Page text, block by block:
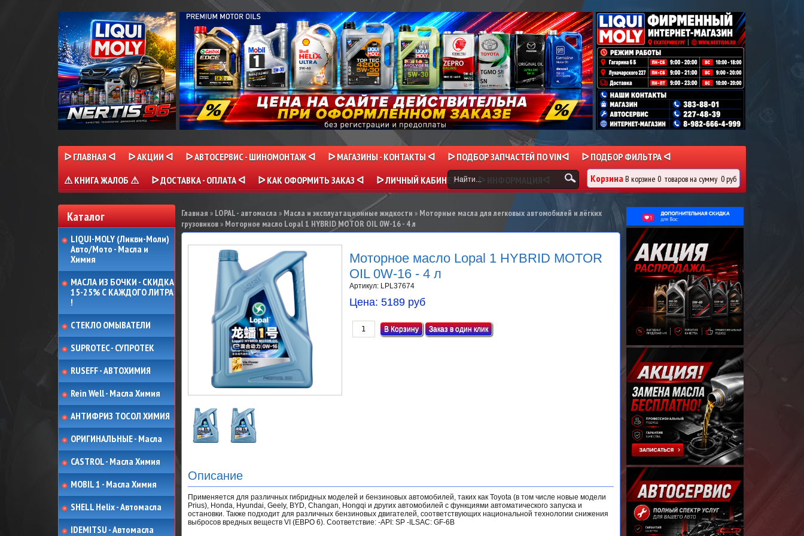
ᐅ ГЛАВНАЯ ᐊ ᐅ АКЦИИ ᐊ ᐅ АВТОСЕРВИС - ШИНОМОНТАЖ ᐊ ᐅ МАГАЗИНЫ - КОНТАКТЫ ᐊ ᐅ ПОДБОР ЗАПЧАСТЕЙ ПО VINᐊ
ᐅ ПОДБОР ФИЛЬТРА ᐊ
⚠ КНИГА ЖАЛОБ ⚠
ᐅ ДОСТАВКА - ОПЛАТА ᐊ ᐅ КАК ОФОРМИТЬ ЗАКАЗ ᐊ ᐅ ЛИЧНЫЙ КАБИНЕТ ᐊ ᐅ ИНФОРМАЦИЯᐊ Корзина В корзине 0 товаровна сумму 0 руб
Каталог
LIQUI-MOLY (Ликви-Моли)
Авто/Мото - Масла и
Химия
МАСЛА ИЗ БОЧКИ - СКИДКА
15-25% С КАЖДОГО ЛИТРА
!
СТЕКЛО ОМЫВАТЕЛИ
SUPROTEC - СУПРОТЕК
RUSEFF - АВТОХИМИЯ
Rein Well - Масла Химия
АНТИФРИЗ ТОСОЛ ХИМИЯ
ОРИГИНАЛЬНЫЕ - Масла
CASTROL - Масла Химия
MOBIL 1 - Масла Химия
SHELL Helix - Автомасла
IDEMITSU - Автомасла
Главная » LOPAL - автомасла » Масла и эксплуатационные жидкости » Моторные масла для легковых автомобилей и лёгких
грузовиков» Моторное масло Lopal 1 HYBRID MOTOR OIL 0W-16 - 4 л
Моторное масло Lopal 1 HYBRID MOTOR
OIL 0W-16 - 4 л
Артикул: LPL37674
Цена: 5189 руб
Заказ в один клик
Описание
Применяется для различных гибридных моделей и бензиновых автомобилей, таких как Toyota (в том числе новые модели
Prius), Honda, Hyundai, Geely, BYD, Changan, Hongqi и других автомобилей с функциями автоматического запуска и
остановки. Также подходит для различных бензиновых двигателей, соответствующих национальной технологии снижения
выбросов вредных веществ VI (ЕВРО 6). Соответствие: -API: SP -ILSAC: GF-6B